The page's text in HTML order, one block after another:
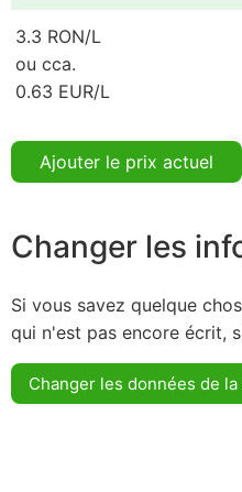
3.3 RON/L
ou cca.
0.63 EUR/L
Ajouter le prix actuel
Changer les
Si vous savez quelque
qui n'est pas encore écrit,
Changer les données de